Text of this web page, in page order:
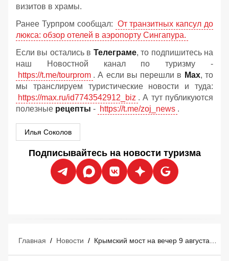
визитов в храмы.
Ранее Турпром сообщал: От транзитных капсул до
люкса: обзор отелей в аэропорту Сингапура.
Если вы остались в Телеграме, то подпишитесь на
наш Новостной канал по туризму -
https://t.me/tourprom . А если вы перешли в Мах, то
мы транслируем туристические новости и туда:
https://max.ru/id7743542912_biz . А тут публикуются
полезные рецепты - https://t.me/zoj_news .
Илья Соколов
Подписывайтесь на новости туризма
Главная / Новости /